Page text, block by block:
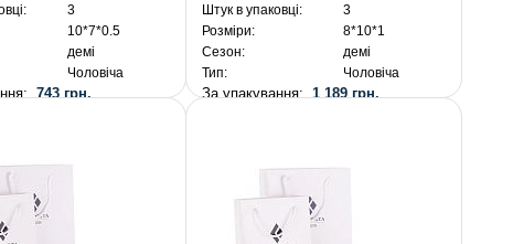
3
10*7*0.5
демі
Чоловіча
743 грн.
Штук в упаковці:
3
Розміри:
8*10*1
Сезон:
демі
Тип:
Чоловіча
За упакування: 1 189 грн.